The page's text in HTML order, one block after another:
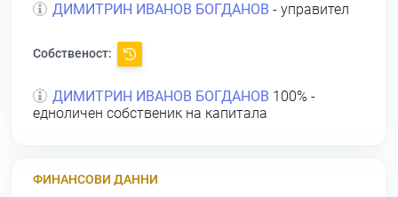
ДИМИТРИН ИВАНОВ БОГДАНОВ - управител
Собственост:
ДИМИТРИН ИВАНОВ БОГДАНОВ 100% -
едноличен собственик на капитала
ФИНАНСОВИ ДАННИ